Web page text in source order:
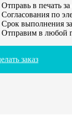
Отправь в печать
Согласования по
Срок выполнения
Отправим в любой
заказ